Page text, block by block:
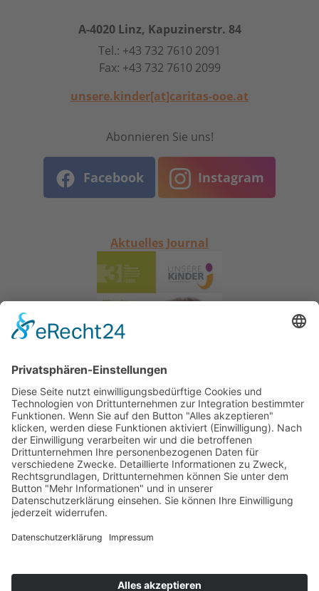
A-4020 Linz, Kapuzinerstr. 84
Tel.: +43 732 7610 2091
Fax: +43 732 7610 2099
unsere.kinder[at]caritas-ooe.at
Abonnieren Sie uns!
Facebook Instagram
Aktuelles Journal
Home
Sitemap
AGB
Datenschutz